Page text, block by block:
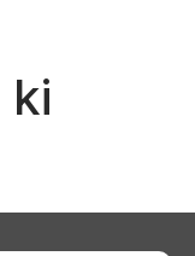
ki